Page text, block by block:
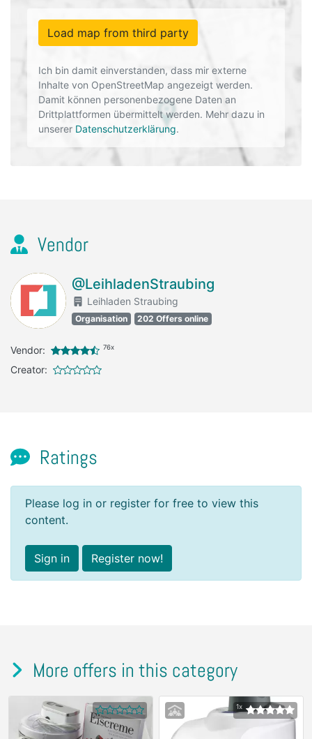
Load map from third party
Ich bin damit einverstanden, dass mir externe
Inhalte von OpenStreetMap angezeigt werden.
Damit können personenbezogene Daten an
Drittplattformen übermittelt werden. Mehr dazu in
unserer Datenschutzerklärung.
Vendor
@LeihladenStraubing
Leihladen Straubing
Organisation 202 Offers online
Vendor: 76x
Creator:
Ratings
Please log in or register for free to view this
content.
Sign in Register now!
More offers in this category
1x